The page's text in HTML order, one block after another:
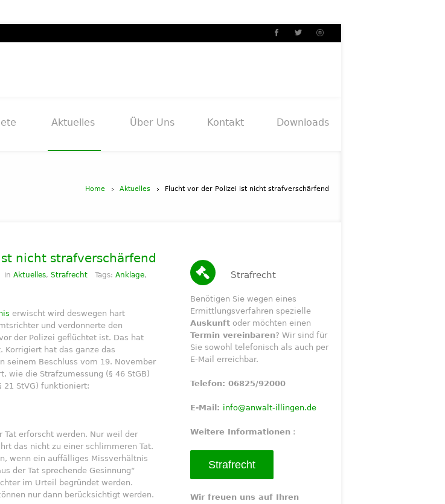
Aktuelles Über Uns Kontakt Downloads
Home Aktuelles Flucht vor der Polizei ist nicht strafverschärfend
nicht strafverschärfend
in Aktuelles, Strafrecht Tags: Anklage,
erwischt wird deswegen hart
und verdonnerte den
der Polizei geflüchtet ist. Das hat
hat das ganze das
seinem Beschluss vom 19. November
wie die Strafzumessung (§ 46 StGB)
21 StVG) funktioniert:
erforscht werden. Nur weil der
das nicht zu einer schlimmeren Tat.
wenn ein auffälliges Missverhältnis
der Tat sprechende Gesinnung“
im Urteil begründet werden.
nur dann berücksichtigt werden.
Strafrecht
Benötigen Sie wegen eines
Ermittlungsverfahren spezielle
Auskunftoder möchten einen
Termin vereinbaren? Wir sind für
Sie sowohl telefonisch als auch per
E-Mail erreichbar.
Telefon: 06825/92000
E-Mail: info@anwalt-illingen.de
Weitere Informationen:
Strafrecht
Wir freuen uns auf Ihren